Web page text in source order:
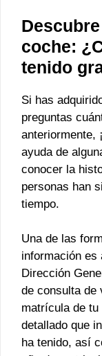
coche:
tenido
Si has
preguntas
anteriormente,
ayuda de
conocer la
personas han
tiempo.
Una de las
información es
Dirección
de consulta de
matrícula de
detallado que
ha tenido, así